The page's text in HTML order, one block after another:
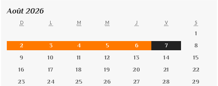
Août 2026
D L M M J V S
1
2
3 4 5 6 7
8
9
10 11 12 13 14
15
16
17 18 19 20 21
22
23
24 25 26 27 28
29